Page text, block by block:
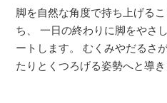
脚を自然な角度で持ち上げる
ち、 一日の終わりに脚をやさ
ートします。 むくみやだるさ
たりとくつろげる姿勢へと導き